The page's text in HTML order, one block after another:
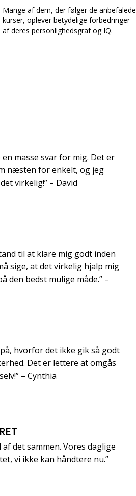
Mange af dem, der følger de anbefalede
kurser, oplever betydelige forbedringer
af deres personlighedsgraf og IQ.
masse svar for mig. Det er
næsten for enkelt, og jeg
virkelig!” – David
til at klare mig godt inden
sige, at det virkelig hjalp mig
den bedst mulige måde.” –
hvorfor det ikke gik så godt
Det er lettere at omgås
– Cynthia
det sammen. Vores daglige
vi ikke kan håndtere nu.”